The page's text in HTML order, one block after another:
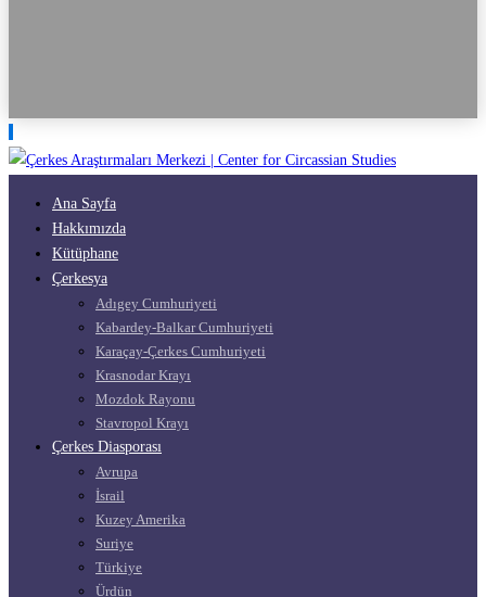
Ana Sayfa
Hakkımızda
Kütüphane
Çerkesya
Adıgey Cumhuriyeti
Kabardey-Balkar Cumhuriyeti
Karaçay-Çerkes Cumhuriyeti
Krasnodar Krayı
Mozdok Rayonu
Stavropol Krayı
Çerkes Diasporası
Avrupa
İsrail
Kuzey Amerika
Suriye
Türkiye
Ürdün